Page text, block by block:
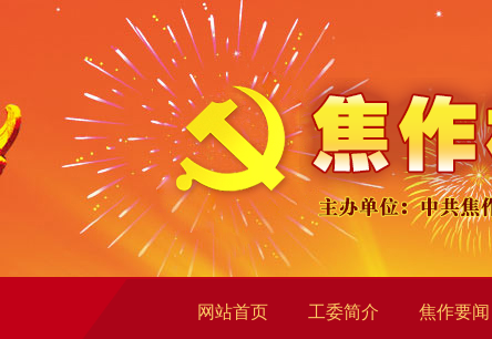
网站首页 工委简介 焦作要闻